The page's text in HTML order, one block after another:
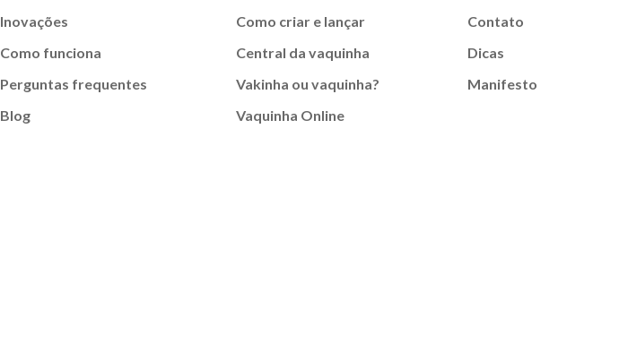
Inovações
Como funciona
Perguntas frequentes
Blog
Como criar e lançar
Central da vaquinha
Vakinha ou vaquinha?
Vaquinha Online
Contato
Dicas
Manifesto